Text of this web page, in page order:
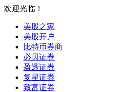
欢迎光临！
美股之家
美股开户
比特币券商
必贝证券
盈透证券
复星证券
致富证券